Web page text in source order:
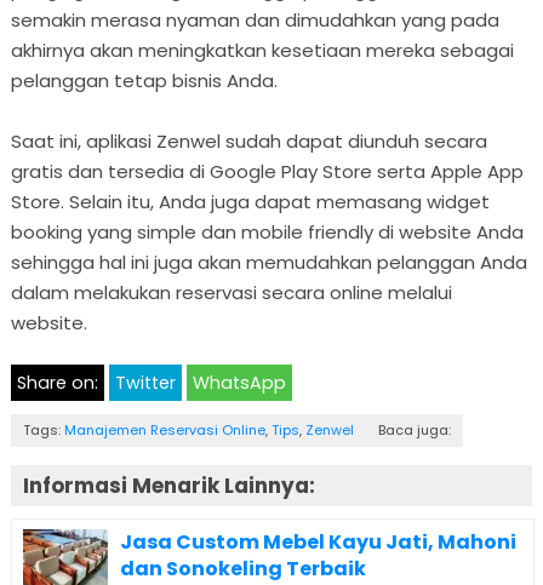
semakin merasa nyaman dan dimudahkan yang pada
akhirnya akan meningkatkan kesetiaan mereka sebagai
pelanggan tetap bisnis Anda.
Saat ini, aplikasi Zenwel sudah dapat diunduh secara
gratis dan tersedia di Google Play Store serta Apple App
Store. Selain itu, Anda juga dapat memasang widget
booking yang simple dan mobile friendly di website Anda
sehingga hal ini juga akan memudahkan pelanggan Anda
dalam melakukan reservasi secara online melalui
website.
Share on: Twitter WhatsApp
Tags: Manajemen Reservasi Online,Tips, Zenwel Baca juga:
Informasi Menarik Lainnya:
Jasa Custom Mebel Kayu Jati, Mahoni
dan Sonokeling Terbaik